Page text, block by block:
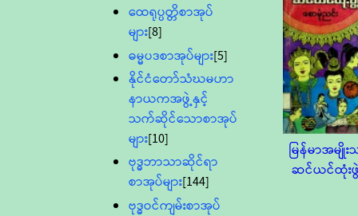
ထေရုပ္ပတ္တိစာအုပ်
များ[8]
ဓမ္မပဒစာအုပ်များ[5]
နိုင်ငံတော်သံဃမဟာ
နာယကအဖွဲ့နှင့်
သက်ဆိုင်သောစာအုပ်
များ[10]
ဗုဒ္ဓဘာသာဆိုင်ရာ
စာအုပ်များ[144]
ဗုဒ္ဓဝင်ကျမ်းစာအုပ်
မြန်မာအမျိုး
ဆင်ယင်ထုံး